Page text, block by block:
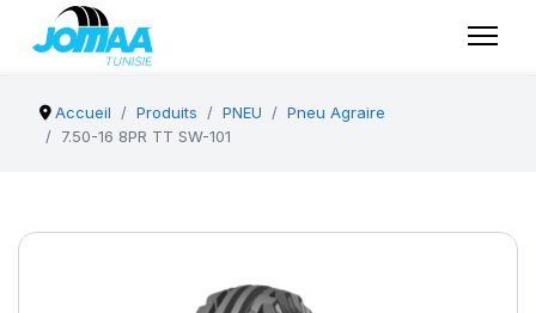
Accueil Produits PNEU
Pneu Agraire
7.50-16 8PR TT SW-101